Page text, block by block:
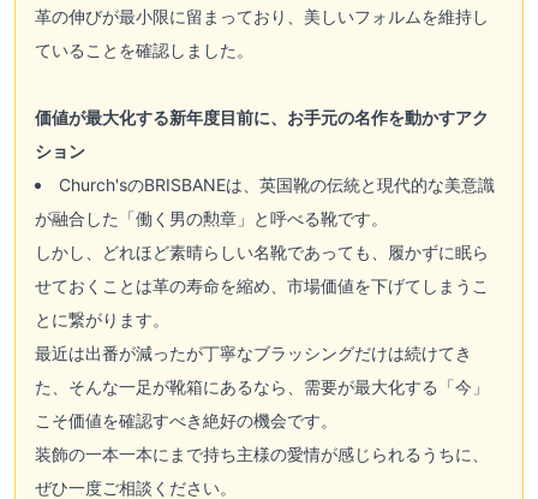
革の伸びが最小限に留まっており、美しいフォルムを維持し
ていることを確認しました。
価値が最大化する新年度目前に、お手元の名作を動かすアク
ション
Church'sのBRISBANEは、英国靴の伝統と現代的な美意識
が融合した「働く男の勲章」と呼べる靴です。
しかし、どれほど素晴らしい名靴であっても、履かずに眠ら
せておくことは革の寿命を縮め、市場価値を下げてしまうこ
とに繋がります。
最近は出番が減ったが丁寧なブラッシングだけは続けてき
た、そんな一足が靴箱にあるなら、需要が最大化する「今」
こそ価値を確認すべき絶好の機会です。
装飾の一本一本にまで持ち主様の愛情が感じられるうちに、
ぜひ一度ご相談ください。